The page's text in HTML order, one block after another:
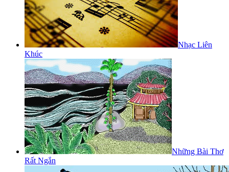
Nhạc Liên
Khúc
Những Bài Thơ
Rất Ngắn